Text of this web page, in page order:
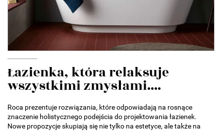
Łazienka, która relaksuje
wszystkimi zmysłami....
Roca prezentuje rozwiązania, które odpowiadają na rosnące
znaczenie holistycznego podejścia do projektowania łazienek.
Nowe propozycje skupiają się nie tylko na estetyce, ale także na